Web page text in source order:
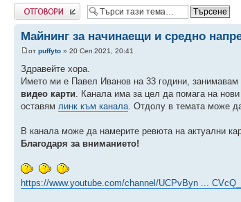
Напиши коментар
Майнинг за начинаещи и средно
от puffyto » 20 Сеп 2021, 20:41
Здравейте хора.
Името ми е Павел Иванов на 33 години, занимавам
видео карти . Канала има за цел да помага на
оставям линк към канала . Отдолу в темата може
В канала може да намерите ревюта на актуални
Благодаря за вниманието!
https://www.youtube.com/channel/UCPvByn ...